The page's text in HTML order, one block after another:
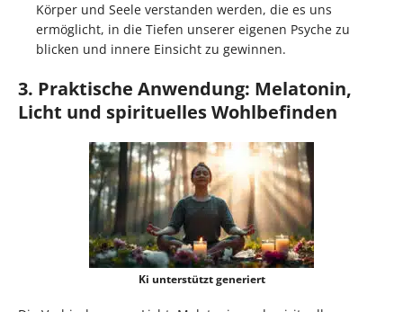
Körper und Seele verstanden werden, die es uns
ermöglicht, in die Tiefen unserer eigenen Psyche zu
blicken und innere Einsicht zu gewinnen.
3. Praktische Anwendung: Melatonin,
Licht und spirituelles Wohlbefinden
Ki unterstützt generiert